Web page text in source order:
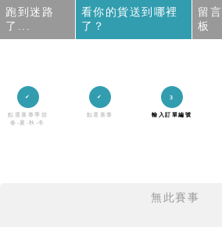
跑到迷路
了...
看你的貨送到哪裡
了？
留言
板
點選賽事季節
春-夏-秋-冬
點選賽事 輸入訂單編號
無此賽事